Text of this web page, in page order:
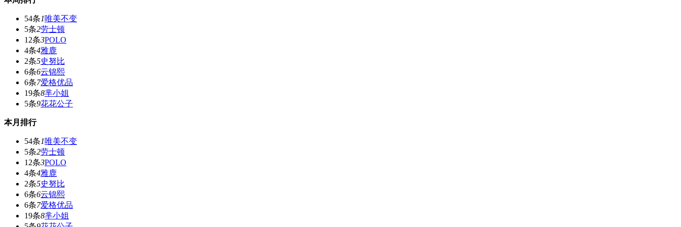
54条1唯美不变
5条2劳士顿
12条3POLO
4条4雅鹿
2条5史努比
6条6云锦熙
6条7爱格优品
19条8芈小姐
5条9花花公子
本月排行
54条1唯美不变
5条2劳士顿
12条3POLO
4条4雅鹿
2条5史努比
6条6云锦熙
6条7爱格优品
19条8芈小姐